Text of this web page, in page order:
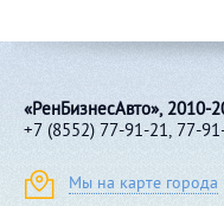
«РенБизнесАвто», 2010-
+7 (8552) 77-91-21, 77-
Мы на карте города